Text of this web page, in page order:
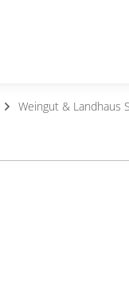
Weingut & Landhaus